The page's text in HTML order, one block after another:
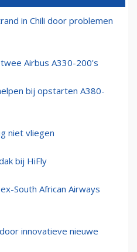
in Chili door problemen
Airbus A330-200's
bij opstarten A380-
niet vliegen
bij HiFly
South African Airways
innovatieve nieuwe